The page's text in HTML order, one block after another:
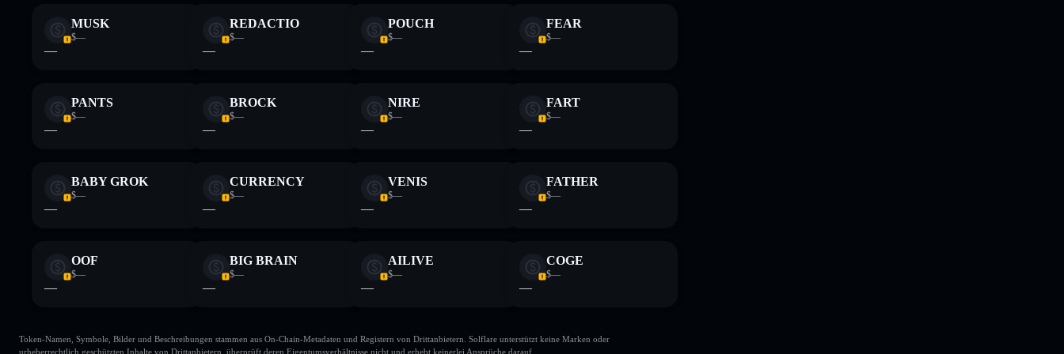
MUSK
$—
—
REDACTIO
$—
—
POUCH
$—
—
FEAR
$—
—
PANTS
$—
—
BROCK
$—
—
NIRE
$—
—
FART
$—
—
BABY GROK
$—
—
CURRENCY
$—
—
VENIS
$—
—
FATHER
$—
—
OOF
$—
—
BIG BRAIN
$—
—
AILIVE
$—
—
COGE
$—
—
Token-Namen, Symbole, Bilder und Beschreibungen stammen aus On-Chain-Metadaten und Registern von Drittanbietern. Solflare unterstützt keine Marken oder
urheberrechtlich geschützten Inhalte von Drittanbietern, überprüft deren Eigentumsverhältnisse nicht und erhebt keinerlei Ansprüche darauf.